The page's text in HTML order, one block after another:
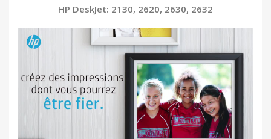
HP DeskJet: 2130, 2620, 2630, 2632